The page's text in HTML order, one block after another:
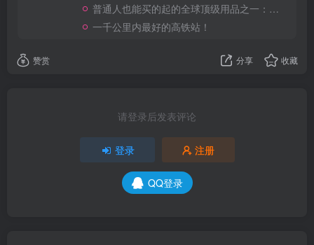
普通人也能买的起的全球顶级用品之一：WD-40润滑除锈剂！
一千公里内最好的高铁站！
赞赏 分享 收藏
请登录后发表评论
登录 注册
QQ登录